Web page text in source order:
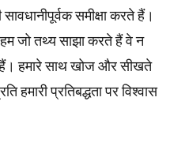
समीक्षा करते हैं।
जो तथ्य साझा करते हैं वे न
हमारे साथ खोज और सीखते
हमारी प्रतिबद्धता पर विश्वास